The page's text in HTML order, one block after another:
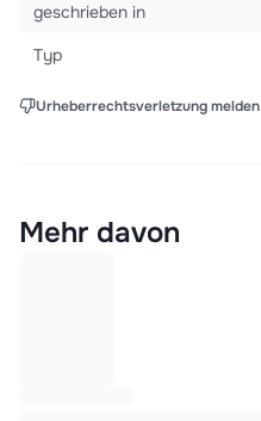
geschrieben in
Typ
Urheberrechtsverletzung melden
Mehr davon